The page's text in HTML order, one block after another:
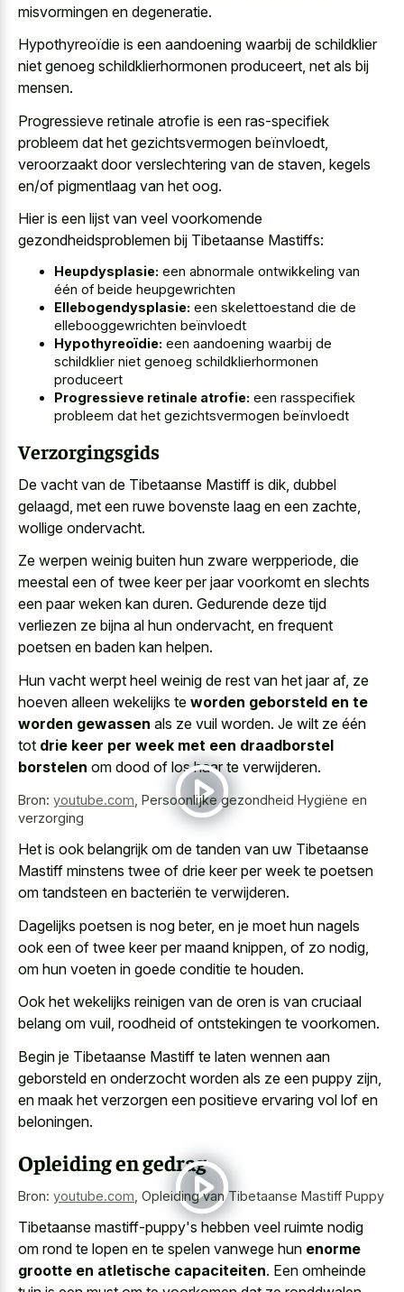
misvormingen en degeneratie.
Hypothyreoïdie is een aandoening waarbij de schildklier
niet genoeg schildklierhormonen produceert, net als bij
mensen.
Progressieve retinale atrofie is een ras-specifiek
probleem dat het gezichtsvermogen beïnvloedt,
veroorzaakt door verslechtering van de staven, kegels
en/of pigmentlaag van het oog.
Hier is een lijst van veel voorkomende
gezondheidsproblemen bij Tibetaanse Mastiffs:
Heupdysplasie: een abnormale ontwikkeling van
één of beide heupgewrichten
Ellebogendysplasie: een skelettoestand die de
ellebooggewrichten beïnvloedt
Hypothyreoïdie: een aandoening waarbij de
schildklier niet genoeg schildklierhormonen
produceert
Progressieve retinale atrofie: een rasspecifiek
probleem dat het gezichtsvermogen beïnvloedt
Verzorgingsgids
De vacht van de Tibetaanse Mastiff is dik, dubbel
gelaagd, met een ruwe bovenste laag en een zachte,
wollige ondervacht.
Ze werpen weinig buiten hun zware werpperiode, die
meestal een of twee keer per jaar voorkomt en slechts
een paar weken kan duren. Gedurende deze tijd
verliezen ze bijna al hun ondervacht, en frequent
poetsen en baden kan helpen.
Hun vacht werpt heel weinig de rest van het jaar af, ze
hoeven alleen wekelijks te worden geborsteld en te
worden gewassen als ze vuil worden. Je wilt ze één
tot drie keer per week met een draadborstel
borstelen om dood of los haar te verwijderen.
Bron: youtube.com Persoonlijke gezondheid Hygiëne en
verzorging
Het is ook belangrijk om de tanden van uw Tibetaanse
Mastiff minstens twee of drie keer per week te poetsen
om tandsteen en bacteriën te verwijderen.
Dagelijks poetsen is nog beter, en je moet hun nagels
ook een of twee keer per maand knippen, of zo nodig,
om hun voeten in goede conditie te houden.
Ook het wekelijks reinigen van de oren is van cruciaal
belang om vuil, roodheid of ontstekingen te voorkomen.
Begin je Tibetaanse Mastiff te laten wennen aan
geborsteld en onderzocht worden als ze een puppy zijn,
en maak het verzorgen een positieve ervaring vol lof en
beloningen.
Opleiding en gedrag
Bron: youtube.com Opleiding van Tibetaanse Mastiff Puppy
Tibetaanse mastiff-puppy's hebben veel ruimte nodig
om rond te lopen en te spelen vanwege hun enorme
grootte en atletische capaciteiten. Een omheinde